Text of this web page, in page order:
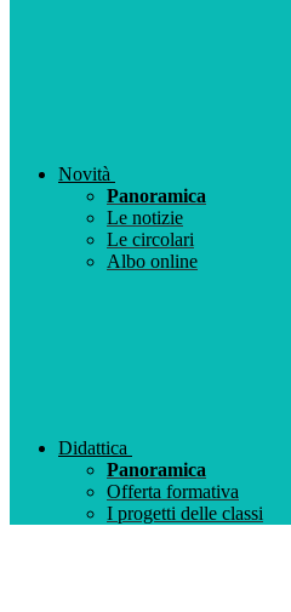
Novità
Panoramica
Le notizie
Le circolari
Albo online
Didattica
Panoramica
Offerta formativa
I progetti delle classi